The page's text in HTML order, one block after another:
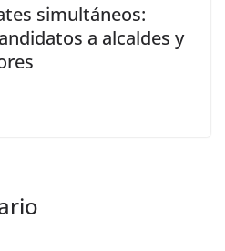
simultáneos:
a alcaldes y